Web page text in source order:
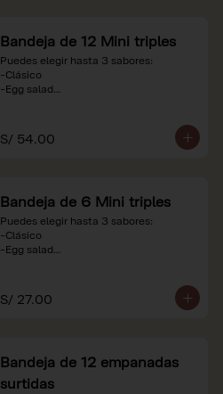
Bandeja de 12 Mini triples
Puedes elegir hasta 3 sabores:
-Clásico
-Egg salad
referenciales.
S/ 54.00
Bandeja de 6 Mini triples
Puedes elegir hasta 3 sabores:
-Clásico
-Egg salad
referenciales.
S/ 27.00
Bandeja de 12 empanadas
surtidas